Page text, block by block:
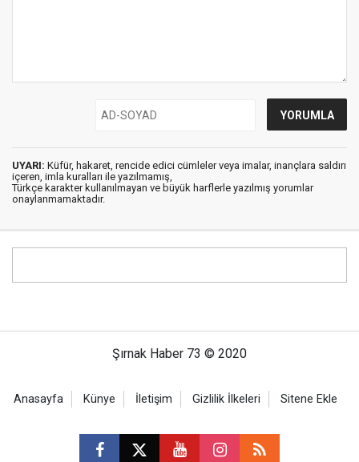
UYARI: Küfür, hakaret, rencide edici cümleler veya imalar, inançlara saldırı
içeren, imla kuralları ile yazılmamış,
Türkçe karakter kullanılmayan ve büyük harflerle yazılmış yorumlar
onaylanmamaktadır.
Şırnak Haber 73 © 2020
Anasayfa Künye İletişim Gizlilik İlkeleri Sitene Ekle